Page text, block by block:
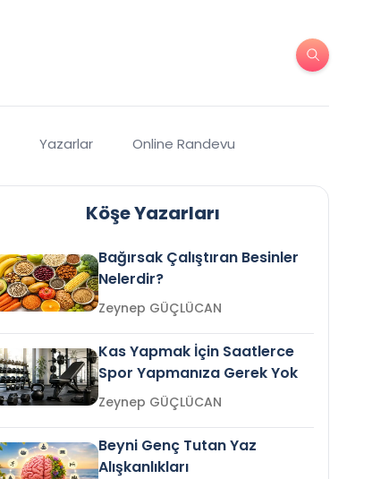
Yazarlar Online Randevu
Köşe Yazarları
Bağırsak Çalıştıran Besinler
Nelerdir?
Zeynep GÜÇLÜCAN
Kas Yapmak İçin Saatlerce
Spor Yapmanıza Gerek Yok
Zeynep GÜÇLÜCAN
Beyni Genç Tutan Yaz
Alışkanlıkları